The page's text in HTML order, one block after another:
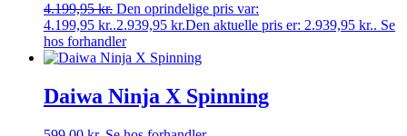
4.199,95kr. Den oprindelige pris var:
4.199,95 kr..2.939,95 kr.Den aktuelle pris er: 2.939,95 kr.. Se
hos forhandler
Daiwa Ninja X Spinning